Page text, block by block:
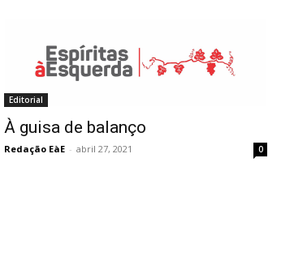
Editorial
À guisa de balanço
Redação EàE - abril 27, 2021 0